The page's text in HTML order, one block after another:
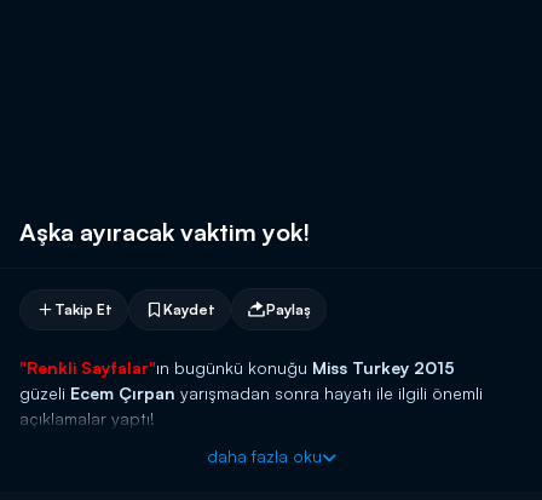
Aşka ayıracak vaktim yok!
Takip Et Kaydet Paylaş
"Renkli Sayfalar"ın bugünkü konuğu Miss Turkey 2015
güzeli Ecem Çırpan yarışmadan sonra hayatı ile ilgili önemli
açıklamalar yaptı!
daha fazla oku